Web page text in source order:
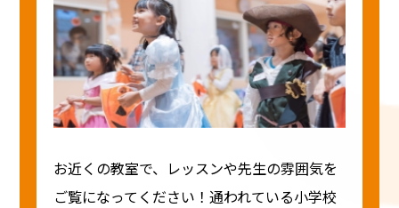
お近くの教室で、レッスンや先生の雰囲気を
ご覧になってください！通われている小学校